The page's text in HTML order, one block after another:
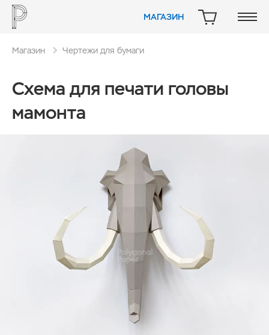
МАГАЗИН КОРЗИНА
Магазин Чертежи для бумаги
Схема для печати головы
мамонта